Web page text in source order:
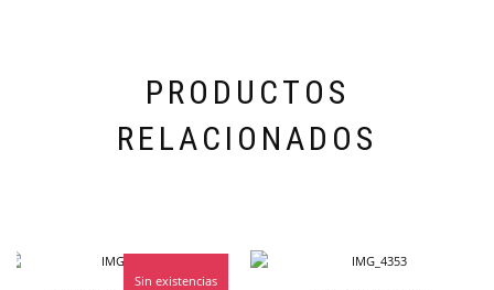
PRODUCTOS
RELACIONADOS
Sin existencias